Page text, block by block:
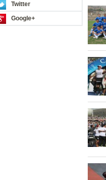
Twitter
Google+